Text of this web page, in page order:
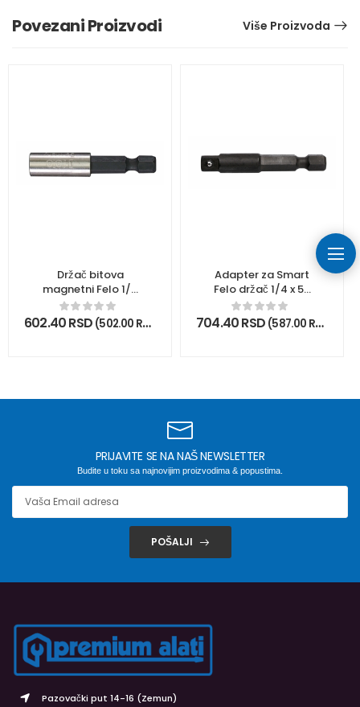
Povezani Proizvodi Više Proizvoda
Držač bitova
magnetni Felo 1/4
x 47 mm 03810990
602.40RSD (502.00 RSD bez PDV)
Adapter za Smart
Felo držač 1/4 x 50
mm 09701310
704.40RSD (587.00 RSD
PRIJAVITE SE NA NAŠ NEWSLETTER
Budite u toku sa najnovijim proizvodima & popustima.
POŠALJI
Pazovački put 14-16 (Zemun)